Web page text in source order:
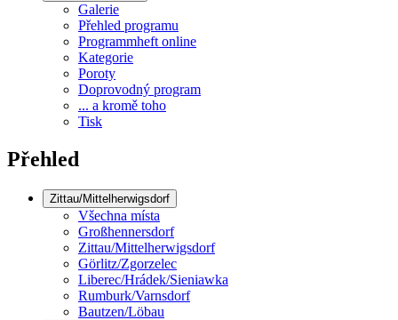
Galerie
Přehled programu
Programmheft online
Kategorie
Poroty
Doprovodný program
... a kromě toho
Tisk
Přehled
Zittau/Mittelherwigsdorf
Všechna místa
Großhennersdorf
Zittau/Mittelherwigsdorf
Görlitz/Zgorzelec
Liberec/Hrádek/Sieniawka
Rumburk/Varnsdorf
Bautzen/Löbau